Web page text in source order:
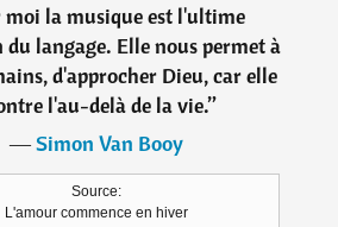
moi la musique est l'ultime
langage. Elle nous permet à
d'approcher Dieu, car elle
l'au-delà de la vie.”
―Simon Van Booy
Source:
L'amour commence en hiver